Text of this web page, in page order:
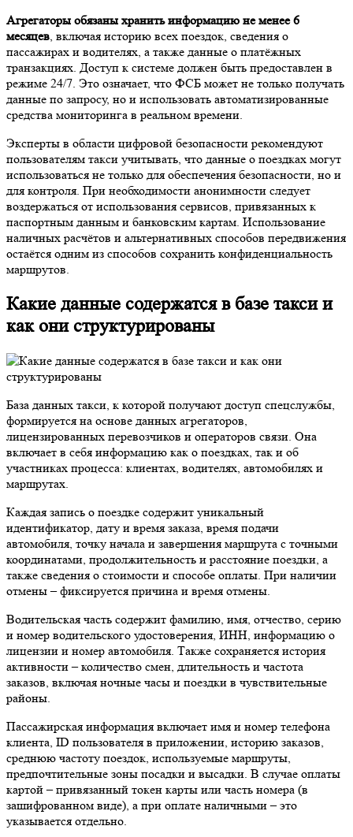
Агрегаторы обязаны хранить информацию не менее 6
месяцев, включая историю всех поездок, сведения о
пассажирах и водителях, а также данные о платёжных
транзакциях. Доступ к системе должен быть предоставлен в
режиме 24/7. Это означает, что ФСБ может не только получать
данные по запросу, но и использовать автоматизированные
средства мониторинга в реальном времени.
Эксперты в области цифровой безопасности рекомендуют
пользователям такси учитывать, что данные о поездках могут
использоваться не только для обеспечения безопасности, но и
для контроля. При необходимости анонимности следует
воздержаться от использования сервисов, привязанных к
паспортным данным и банковским картам. Использование
наличных расчётов и альтернативных способов передвижения
остаётся одним из способов сохранить конфиденциальность
маршрутов.
Какие данные содержатся в базе такси и
как они структурированы
База данных такси, к которой получают доступ спецслужбы,
формируется на основе данных агрегаторов,
лицензированных перевозчиков и операторов связи. Она
включает в себя информацию как о поездках, так и об
участниках процесса: клиентах, водителях, автомобилях и
маршрутах.
Каждая запись о поездке содержит уникальный
идентификатор, дату и время заказа, время подачи
автомобиля, точку начала и завершения маршрута с точными
координатами, продолжительность и расстояние поездки, а
также сведения о стоимости и способе оплаты. При наличии
отмены – фиксируется причина и время отмены.
Водительская часть содержит фамилию, имя, отчество, серию
и номер водительского удостоверения, ИНН, информацию о
лицензии и номер автомобиля. Также сохраняется история
активности – количество смен, длительность и частота
заказов, включая ночные часы и поездки в чувствительные
районы.
Пассажирская информация включает имя и номер телефона
клиента, ID пользователя в приложении, историю заказов,
среднюю частоту поездок, используемые маршруты,
предпочтительные зоны посадки и высадки. В случае оплаты
картой – привязанный токен карты или часть номера (в
зашифрованном виде), а при оплате наличными – это
указывается отдельно.